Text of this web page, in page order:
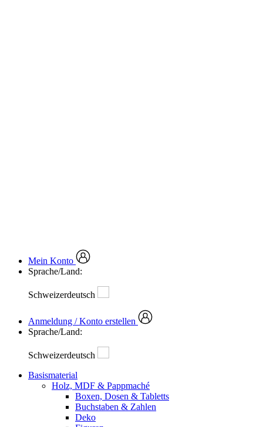
Mein Konto
Sprache/Land:
Schweizerdeutsch
Anmeldung / Konto erstellen
Sprache/Land:
Schweizerdeutsch
Basismaterial
Holz, MDF & Pappmaché
Boxen, Dosen & Tabletts
Buchstaben & Zahlen
Deko